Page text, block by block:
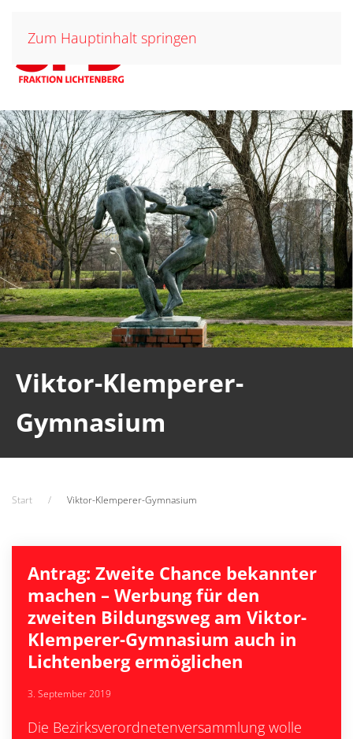
Zum Hauptinhalt springen
Viktor-Klemperer-
Gymnasium
Start Viktor-Klemperer-Gymnasium
Antrag: Zweite Chance bekannter
machen – Werbung für den
zweiten Bildungsweg am Viktor-
Klemperer-Gymnasium auch in
Lichtenberg ermöglichen
3. September 2019
Die Bezirksverordnetenversammlung wolle